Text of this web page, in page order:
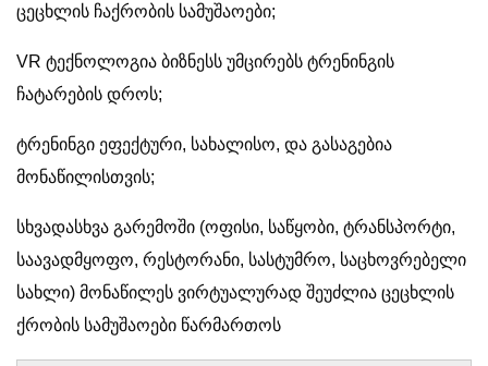
ცეცხლის ჩაქრობის სამუშაოები;
VR ტექნოლოგია ბიზნესს უმცირებს ტრენინგის
ჩატარების დროს;
ტრენინგი ეფექტური, სახალისო, და გასაგებია
მონაწილისთვის;
სხვადასხვა გარემოში (ოფისი, საწყობი, ტრანსპორტი,
საავადმყოფო, რესტორანი, სასტუმრო, საცხოვრებელი
სახლი) მონაწილეს ვირტუალურად შეუძლია ცეცხლის
ქრობის სამუშაოები წარმართოს